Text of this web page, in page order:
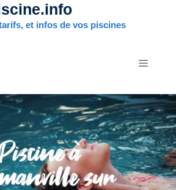
et infos de vos piscines
MENU